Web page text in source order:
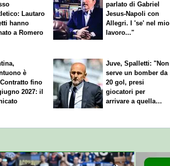
Lautaro
hanno
a Romero
parlato di Gabriel
Jesus-Napoli con
Allegri. I 'se' nel mio
lavoro..."
è
fino
2027: il
Juve, Spalletti: "Non
serve un bomber da
20 gol, presi
giocatori per
arrivare a quella